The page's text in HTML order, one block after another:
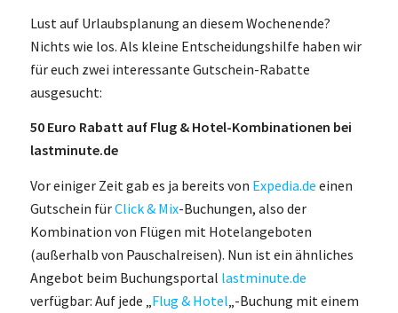
Lust auf Urlaubsplanung an diesem Wochenende?
Nichts wie los. Als kleine Entscheidungshilfe haben wir
für euch zwei interessante Gutschein-Rabatte
ausgesucht:
50 Euro Rabatt auf Flug & Hotel-Kombinationen bei
lastminute.de
Vor einiger Zeit gab es ja bereits von Expedia.de einen
Gutschein fürClick & Mix-Buchungen, also der
Kombination von Flügen mit Hotelangeboten
(außerhalb von Pauschalreisen). Nun ist ein ähnliches
Angebot beim Buchungsportal lastminute.de
verfügbar: Auf jede „ Flug & Hotel „-Buchung mit einem